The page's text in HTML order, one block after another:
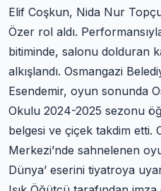
Elif Coşkun, Nida Nur
Özer rol aldı.
bitiminde, salonu dolduran
alkışlandı. Osmangazi
Esendemir, oyun sonunda
Okulu 2024-2025 sezonu
belgesi ve çiçek takdim etti.
Merkezi’nde sahnelenen
Dünya’ eserini tiyatroya